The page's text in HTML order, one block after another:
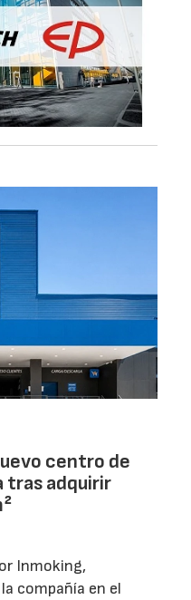
centro de
tras adquirir
Inmoking,
compañía en el